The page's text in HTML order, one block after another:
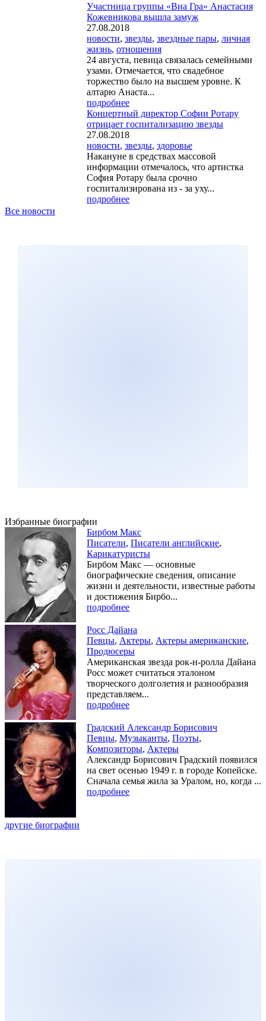
Участница группы «Виа Гра» Анастасия
Кожевникова вышла замуж
27.08.2018
новости, звезды, звездные пары, личная
жизнь, отношения
24 августа, певица связалась семейными
узами. Отмечается, что свадебное
торжество было на высшем уровне. К
алтарю Анаста...
подробнее
Концертный директор Софии Ротару
отрицает госпитализацию звезды
27.08.2018
новости, звезды, здоровье
Накануне в средствах массовой
информации отмечалось, что артистка
София Ротару была срочно
госпитализирована из - за уху...
подробнее
Все новости
Избранные биографии
Бирбом Макс
Писатели, Писатели английские,
Карикатуристы
Бирбом Макс — основные
биографические сведения, описание
жизни и деятельности, известные работы
и достижения Бирбо...
подробнее
Росс Дайана
Певцы, Актеры, Актеры американские,
Продюсеры
Американская звезда рок-н-ролла Дайана
Росс может считаться эталоном
творческого долголетия и разнообразия
представляем...
подробнее
Градский Александр Борисович
Певцы, Музыканты, Поэты,
Композиторы, Актеры
Александр Борисович Градский появился
на свет осенью 1949 г. в городе Копейске.
Сначала семья жила за Уралом, но, когда ...
подробнее
другие биографии